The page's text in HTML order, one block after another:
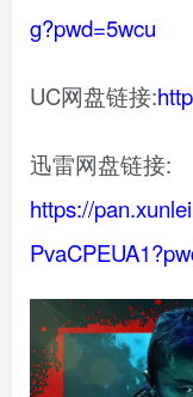
g?pwd=5wcu
UC网盘链接:
迅雷网盘链接:
https://